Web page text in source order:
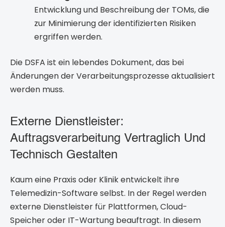
Entwicklung und Beschreibung der TOMs, die
zur Minimierung der identifizierten Risiken
ergriffen werden.
Die DSFA ist ein lebendes Dokument, das bei
Änderungen der Verarbeitungsprozesse aktualisiert
werden muss.
Externe Dienstleister:
Auftragsverarbeitung Vertraglich Und
Technisch Gestalten
Kaum eine Praxis oder Klinik entwickelt ihre
Telemedizin-Software selbst. In der Regel werden
externe Dienstleister für Plattformen, Cloud-
Speicher oder IT-Wartung beauftragt. In diesem